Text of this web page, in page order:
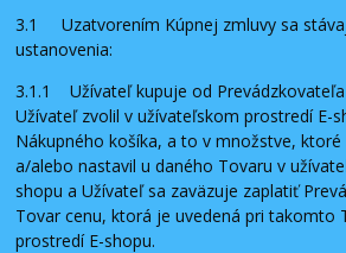
3.1 Uzatvorením Kúpnej zmluvy sa
ustanovenia:
3.1.1 Užívateľ kupuje od
Užívateľ zvolil v užívateľskom prostredí E-
Nákupného košíka, a to v množstve, ktoré
a/alebo nastavil u daného Tovaru v
shopu a Užívateľ sa zaväzuje zaplatiť
Tovar cenu, ktorá je uvedená pri takomto
prostredí E-shopu.